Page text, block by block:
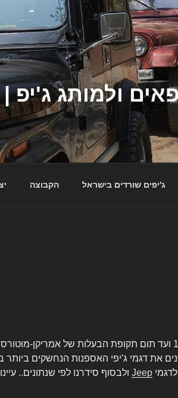
ג'יפים שורדים בישראל הקבוצה
משנת 1970 ועד תום תקופת הבעלות של אמריקן-
את דגמי ג'יפי האספנות הנחשקים
Jeep ולבסוף סידרנו לפי שנתונים..